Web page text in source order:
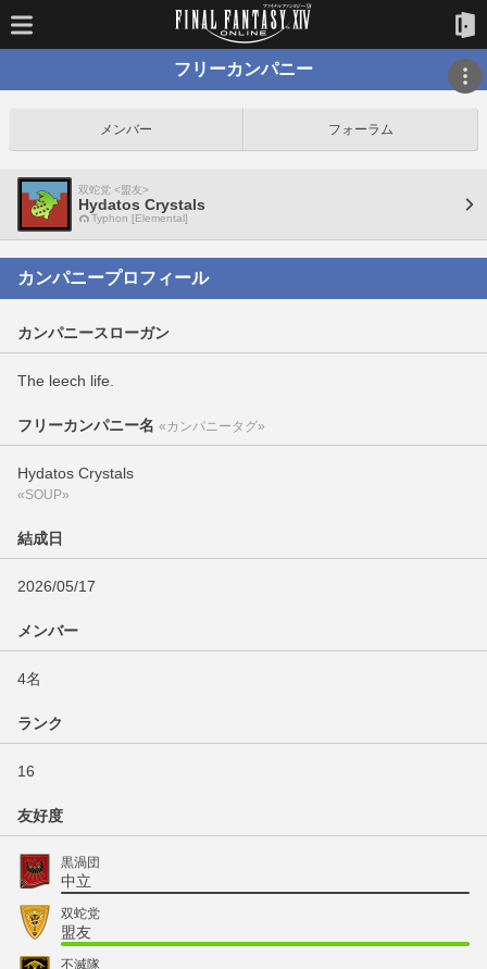
フリーカンパニー
メンバー フォーラム
双蛇党 <盟友>
Hydatos Crystals
Typhon [Elemental]
カンパニープロフィール
カンパニースローガン
The leech life.
フリーカンパニー名 «カンパニータグ»
Hydatos Crystals
«SOUP»
結成日
2026/05/17
メンバー
4名
ランク
16
友好度
黒渦団
中立
双蛇党
盟友
不滅隊